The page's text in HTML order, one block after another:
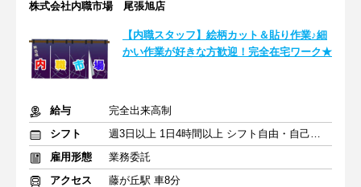
株式会社内職市場 尾張旭店
【内職スタッフ】絵柄カット＆貼り作業♪細
かい作業が好きな方歓迎！完全在宅ワーク★
給与
完全出来高制
シフト
週3日以上 1日4時間以上 シフト自由・自己申告
雇用形態
業務委託
アクセス
藤が丘駅 車8分